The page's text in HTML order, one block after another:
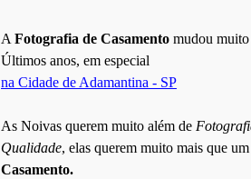
A Fotografia de Casamentomudou muito
Últimos anos, em especial
na Cidade de Adamantina - SP
As Noivas querem muito além de
Qualidade, elas querem muito mais que um
Casamento.